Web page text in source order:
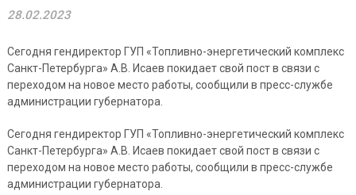
28.02.2023
Сегодня гендиректор ГУП «Топливно-энергетический комплекс
Санкт-Петербурга» А.В. Исаев покидает свой пост в связи с
переходом на новое место работы, сообщили в пресс-службе
администрации губернатора.
Сегодня гендиректор ГУП «Топливно-энергетический комплекс
Санкт-Петербурга» А.В. Исаев покидает свой пост в связи с
переходом на новое место работы, сообщили в пресс-службе
администрации губернатора.